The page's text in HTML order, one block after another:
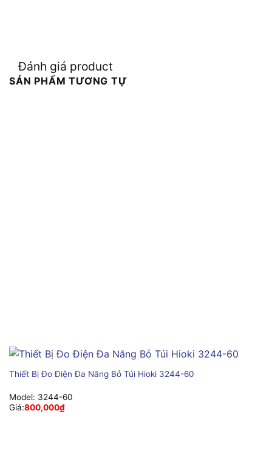
Đánh giá product
SẢN PHẨM TƯƠNG TỰ
Thiết Bị Đo Điện Đa Năng Bỏ Túi Hioki 3244-60
Model: 3244-60
Giá:800,000₫